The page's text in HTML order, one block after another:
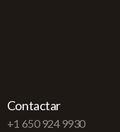
Contactar
+1 650 924 9930